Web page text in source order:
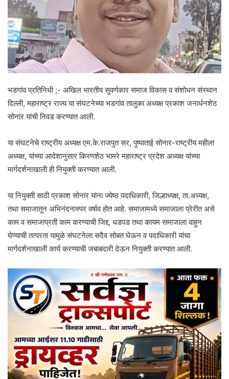
भडगांव प्रतिनिधी ;- अखिल भारतीय सुवर्णकार समाज विकास व संशोधन संस्थान
दिल्ली, महाराष्ट्र राज्य या संघटनेच्या भडगांव तालुका अध्यक्ष प्रकाश जनार्धनशेठ
सोनार यांची निवड करण्यात आली.
या संघटनेचे राष्ट्रीय अध्यक्ष एम.के.राजपुत सर, पुष्पाताई सोनार-राष्ट्रीय महीला
अध्यक्ष, यांच्या आदेशानुसार किरणशेठ भामरे महाराष्ट्र प्रदेश अध्यक्ष यांच्या
मार्गदर्शनाखाली ही नियुक्ती करण्यात आली.
या नियुक्ती साठी प्रकाश सोनार यांना ज्येष्ठ पदाधिकारी, जिल्हाध्यक्ष, ता.अध्यक्ष,
तथा समाजातुन अभिनंदनास्पर वर्षाव होत आहे. समाजामध्ये समाजाला प्रेरीत असे
काम व समाजाप्रती काम करण्याची जिद्द, धडपड तथा कायम समाजाला वाहुन
घेण्याची तत्परता यामुळे संघटनेला सदैव सोबत घेऊन व पदाधिकारी यांचा
मार्गदर्शनाखाली कार्य करण्याची जबाबदारी देऊन नियुक्ती करण्यात आली.